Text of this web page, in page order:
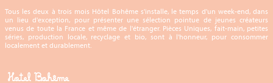
Tous les deux à trois mois Hôtel Bohême s'installe, le temps d'un week-end, dans
un lieu d'exception, pour présenter une sélection pointue de jeunes créateurs
venus de toute la France et même de l'étranger. Pièces Uniques, fait-main, petites
séries, production locale, recyclage et bio, sont à l'honneur, pour consommer
localement et durablement.
Hotel Bohême